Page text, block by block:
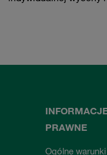
PRAWNE
Ogólne